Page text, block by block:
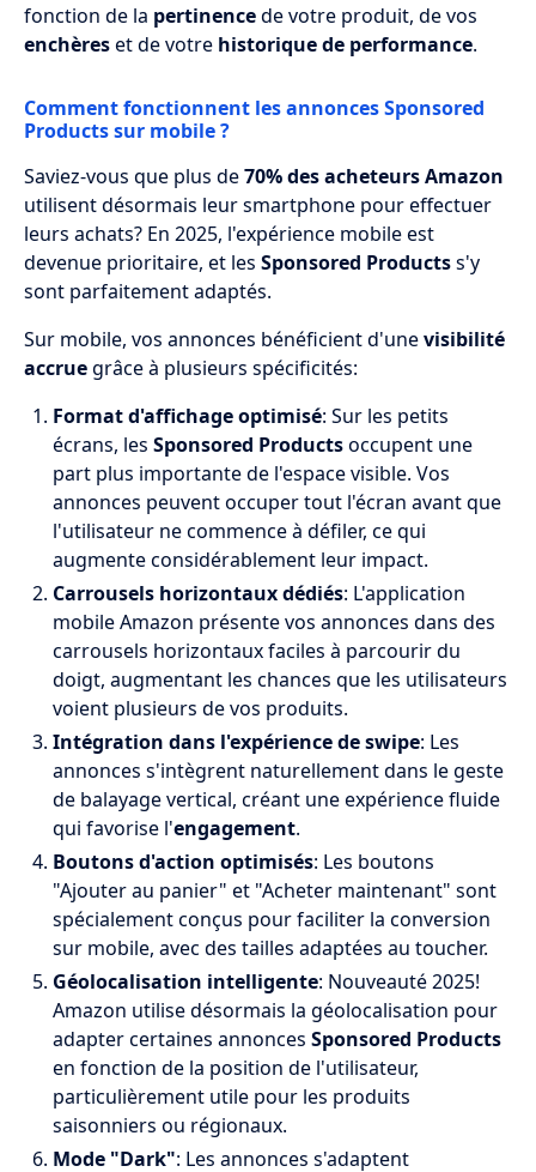
fonction de la pertinencede votre produit, de vos
enchèreset de votre historique de performance.
Comment fonctionnent les annonces Sponsored
Products sur mobile ?
Saviez-vous que plus de70% des acheteurs Amazon
utilisent désormais leur smartphone pour effectuer
leurs achats? En 2025, l'expérience mobile est
devenue prioritaire, et les Sponsored Productss'y
sont parfaitement adaptés.
Sur mobile, vos annonces bénéficient d'unevisibilité
accruegrâce à plusieurs spécificités:
Format d'affichage optimisé: Sur les petits
écrans, les Sponsored Productsoccupent une
part plus importante de l'espace visible. Vos
annonces peuvent occuper tout l'écran avant que
l'utilisateur ne commence à défiler, ce qui
augmente considérablement leur impact.
Carrousels horizontaux dédiés: L'application
mobile Amazon présente vos annonces dans des
carrousels horizontaux faciles à parcourir du
doigt, augmentant les chances que les utilisateurs
voient plusieurs de vos produits.
Intégration dans l'expérience de swipe: Les
annonces s'intègrent naturellement dans le geste
de balayage vertical, créant une expérience fluide
qui favorise l'engagement.
Boutons d'action optimisés: Les boutons
"Ajouter au panier" et "Acheter maintenant" sont
spécialement conçus pour faciliter la conversion
sur mobile, avec des tailles adaptées au toucher.
Géolocalisation intelligente: Nouveauté 2025!
Amazon utilise désormais la géolocalisation pour
adapter certaines annonces Sponsored Products
en fonction de la position de l'utilisateur,
particulièrement utile pour les produits
saisonniers ou régionaux.
Mode "Dark": Les annonces s'adaptent